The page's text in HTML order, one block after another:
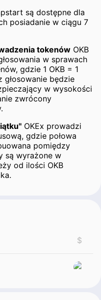
są dostępne dla
posiadanie w ciągu 7
tokenów OKB
w sprawach
gdzie 1 OKB = 1
głosowanie będzie
w wysokości
zwrócony
OKEx prowadzi
gdzie połowa
pomiędzy
są wyrażone w
od ilości OKB
$